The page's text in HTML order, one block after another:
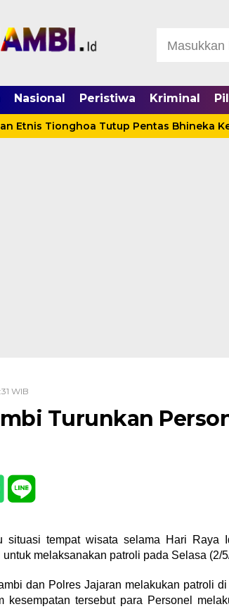
Nasional Peristiwa Kriminal
Tionghoa Tutup Pentas Bhineka
WIB
Turunkan
situasi tempat wisata selama Hari
melaksanakan patroli pada Selasa (2/
dan Polres Jajaran melakukan patroli
kesempatan tersebut para Personel